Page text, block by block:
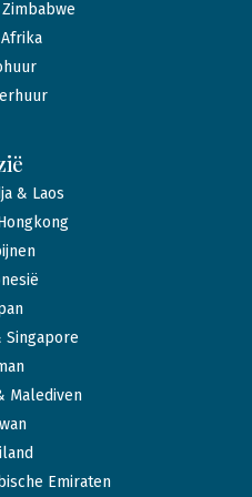
& Laos
Singapore
Malediven
Emiraten